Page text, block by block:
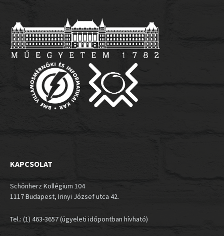
KAPCSOLAT
Schönherz Kollégium 104
1117 Budapest, Irinyi József utca 42.
Tel.: (1) 463-3657 (ügyeleti időpontban hívható)